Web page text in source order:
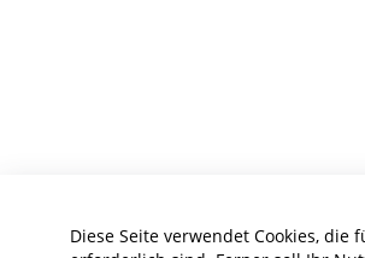
Diese Seite verwendet Cookies,